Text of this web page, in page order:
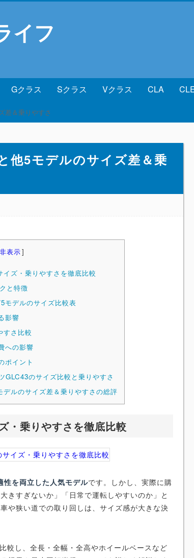
イフ
Gクラス Sクラス Vクラス CLA
差＆乗りやすさ
他5モデルのサイズ差＆乗
非表示]
ズ・乗りやすさを徹底比較
と特徴
モデルのサイズ比較表
影響
すさ比較
への影響
ポイント
GLC43のサイズ比較と乗りやすさ
ルのサイズ差＆乗りやすさの総評
・乗りやすさを徹底比較
を両立した人気モデルです。しかし、実際に購
きすぎないか」「日常で運転しやすいのか」と
や狭い道での取り回しは、サイズ感が大きな決
較し、全長・全幅・全高やホイールベースなど